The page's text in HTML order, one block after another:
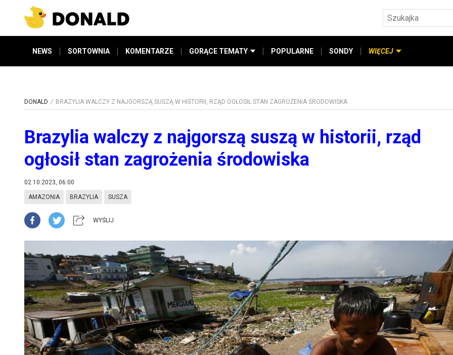
NEWS SORTOWNIA KOMENTARZE GORĄCE TEMATY POPULARNE SONDY WIĘCEJ
DONALD BRAZYLIA WALCZY Z NAJGORSZĄ SUSZĄ W HISTORII, RZĄD OGŁOSIŁ STAN ZAGROŻENIA ŚRODOWISKA
Brazylia walczy z najgorszą suszą w historii, rząd
ogłosił stan zagrożenia środowiska
02.10.2023, 06:00
AMAZONIA BRAZYLIA SUSZA
WYŚLIJ